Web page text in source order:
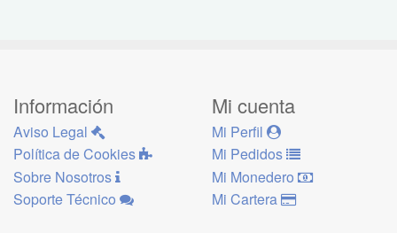
Información
Aviso Legal
Política de Cookies
Sobre Nosotros
Soporte Técnico
Mi cuenta
Mi Perfil
Mi Pedidos
Mi Monedero
Mi Cartera